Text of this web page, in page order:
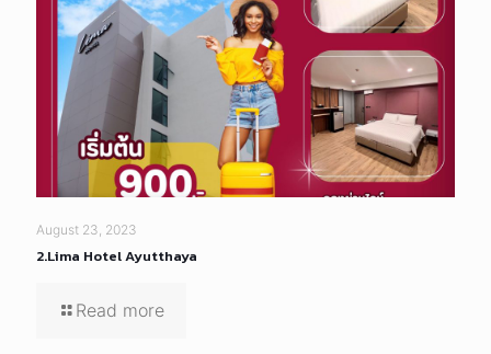
August 23, 2023
2.Lima Hotel Ayutthaya
Read more